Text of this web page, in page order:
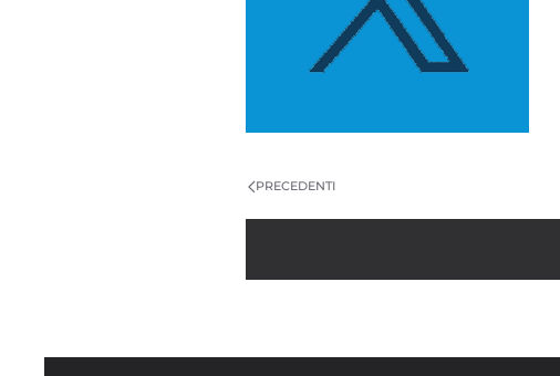
PRECEDENTI